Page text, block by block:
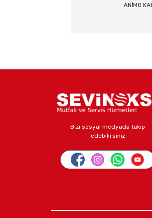
ANİMO
Bizi sosyal medyada takip
edebilirsiniz